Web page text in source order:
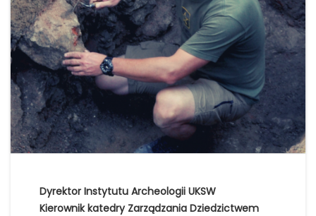
Dyrektor Instytutu Archeologii UKSW
Kierownik katedry Zarządzania Dziedzictwem